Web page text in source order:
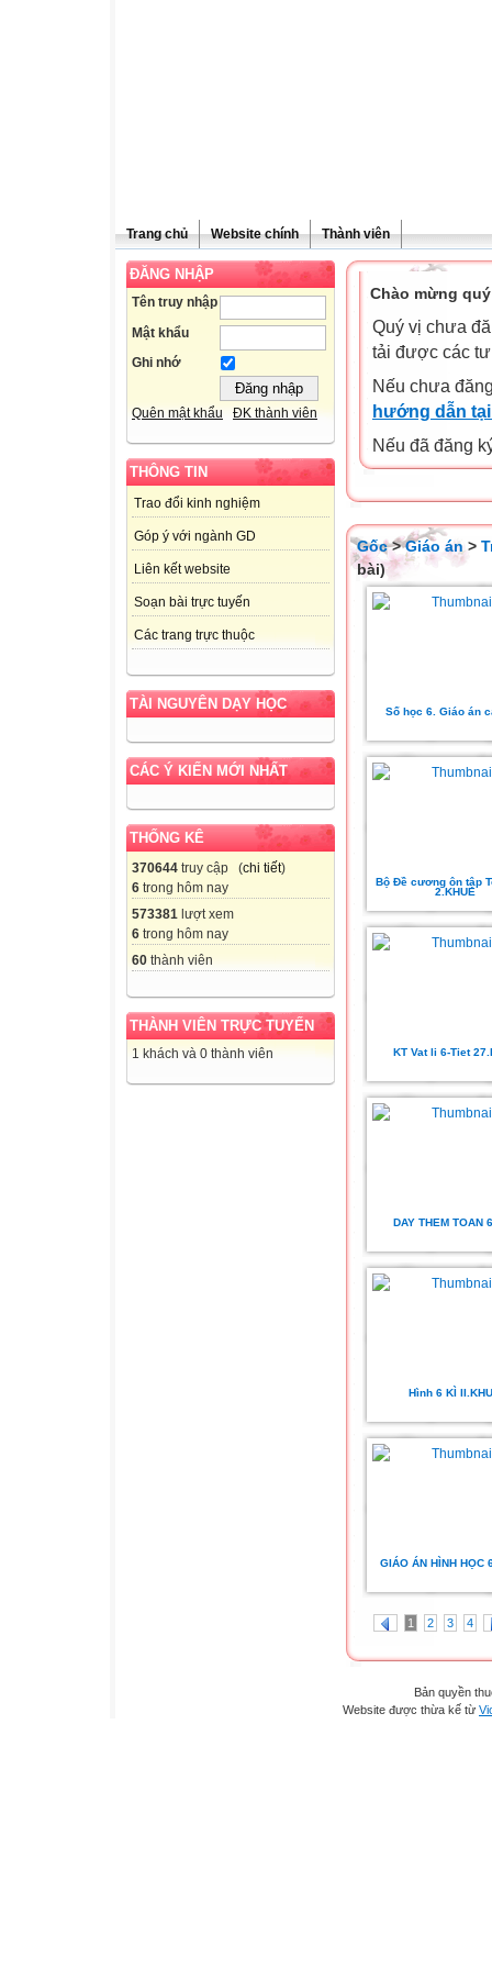
Trang chủ Website chính Thành viên
ĐĂNG NHẬP
Tên truy nhập
Mật khẩu
Ghi nhớ
Quên mật khẩu ĐK thành viên
THÔNG TIN
Trao đổi kinh nghiệm
Góp ý với ngành GD
Liên kết website
Soạn bài trực tuyến
Các trang trực thuộc
TÀI NGUYÊN DẠY HỌC
CÁC Ý KIẾN MỚI NHẤT
THỐNG KÊ
370644 truy cập (chi tiết)
6 trong hôm nay
573381 lượt xem
6 trong hôm nay
60 thành viên
THÀNH VIÊN TRỰC TUYẾN
1 khách và 0 thành viên
Chào mừng
Quý vị chưa
tải được các
Nếu chưa
hướng dẫn
Nếu đã đăng
Gốc>Giáo án >
bài)
Số học 6. Giáo án
Bộ Đề cương ôn tập
2.KHUE
KT Vat li 6-Tiet
DAY THEM TOAN
Hình 6 KÌ
GIÁO ÁN HÌNH HỌC
1 2 3 4
Bản quyền
Website được thừa kế từ